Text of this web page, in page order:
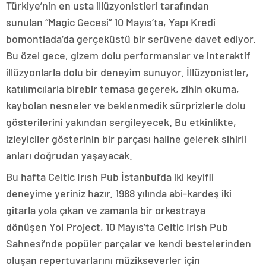
Türkiye’nin en usta illüzyonistleri tarafından
sunulan “Magic Gecesi” 10 Mayıs’ta, Yapı Kredi
bomontiada’da gerçeküstü bir serüvene davet ediyor.
Bu özel gece, gizem dolu performanslar ve interaktif
illüzyonlarla dolu bir deneyim sunuyor. İllüzyonistler,
katılımcılarla birebir temasa geçerek, zihin okuma,
kaybolan nesneler ve beklenmedik sürprizlerle dolu
gösterilerini yakından sergileyecek. Bu etkinlikte,
izleyiciler gösterinin bir parçası haline gelerek sihirli
anları doğrudan yaşayacak.
Bu hafta Celtic Irısh Pub İstanbul’da iki keyifli
deneyime yeriniz hazır. 1988 yılında abi-kardeş iki
gitarla yola çıkan ve zamanla bir orkestraya
dönüşen Yol Project, 10 Mayıs’ta Celtic Irish Pub
Sahnesi’nde popüler parçalar ve kendi bestelerinden
oluşan repertuvarlarını müzikseverler için